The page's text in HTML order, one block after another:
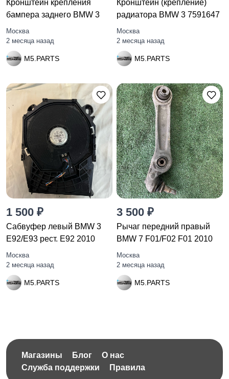
Кронштейн крепления
бампера заднего BMW 3
Москва
2 месяца назад
M5.PARTS
Кронштейн (крепление)
радиатора BMW 3 7591647
Москва
2 месяца назад
M5.PARTS
1 500 ₽
Сабвуфер левый BMW 3
E92/E93 рест. E92 2010
Москва
2 месяца назад
M5.PARTS
3 500 ₽
Рычаг передний правый
BMW 7 F01/F02 F01 2010
Москва
2 месяца назад
M5.PARTS
Магазины Блог
О нас
Служба поддержки
Правила